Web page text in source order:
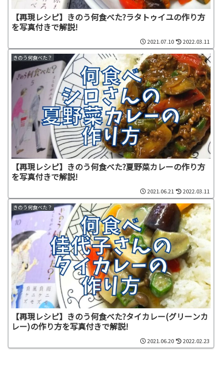
【再現レシピ】きのう何食べた?ラタトゥイユの作り方
を写真付きで解説!
2021.07.10 2022.03.11
きのう何食べた？
【再現レシピ】きのう何食べた?夏野菜カレーの作り方
を写真付きで解説!
2021.06.21 2022.03.11
きのう何食べた？
【再現レシピ】きのう何食べた?タイカレー(グリーンカ
レー)の作り方を写真付きで解説!
2021.06.20 2022.02.23